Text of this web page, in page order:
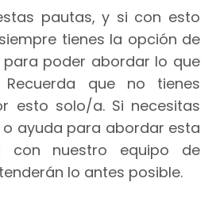
pautas, y si con esto
tienes la opción de
para poder abordar lo que
Recuerda que no tienes
esto solo/a. Si necesitas
ayuda para abordar esta
con nuestro equipo de
lo antes posible.